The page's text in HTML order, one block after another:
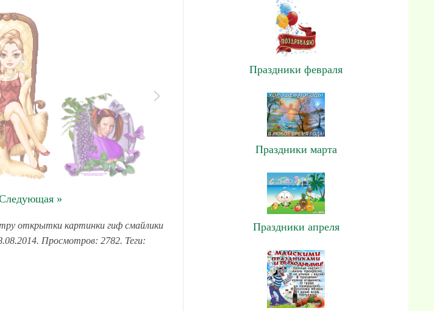
»
открытки картинки гиф смайлики
Просмотров: 2782. Теги:
Праздники февраля
Праздники марта
Праздники апреля